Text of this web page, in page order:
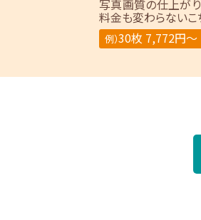
写真画質の仕上が
料金も変わらないこ
例）30枚 7,772円～